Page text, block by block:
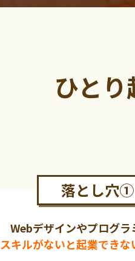
ひと
落とし穴①
Webデザインやプログラ
スキルがないと起業できな